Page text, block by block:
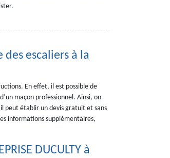
escaliers à la
En effet, il est possible de
maçon professionnel. Ainsi, on
peut établir un devis gratuit et sans
informations supplémentaires,
DUCULTY à